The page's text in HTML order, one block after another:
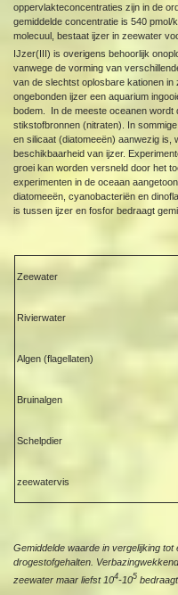
oppervlakteconcentraties zijn in de
gemiddelde concentratie is 540
molecuul, bestaat ijzer in zeewater
IJzer(III) is overigens behoorlijk
vanwege de vorming van
van de slechtst oplosbare kationen
ongebonden ijzer een aquarium
bodem. In de meeste oceanen wordt
stikstofbronnen (nitraten). In
en silicaat (diatomeeën) aanwezig is,
beschikbaarheid van ijzer.
groei kan worden versneld door het
experimenten in de oceaan
diatomeeën, cyanobacteriën en
is tussen ijzer en fosfor bedraagt
Zeewater
Rivierwater
Algen (flagellaten)
Bruinalgen
Schelpdier
zeewatervis
Gemiddelde waarde in vergelijking
drogestofgehalten.
zeewater maar liefst 104-105 bedraagt.